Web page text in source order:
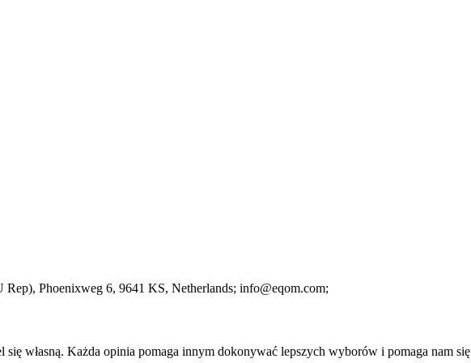
Rep), Phoenixweg 6, 9641 KS, Netherlands; info@eqom.com;
własną. Każda opinia pomaga innym dokonywać lepszych wyborów i pomaga nam